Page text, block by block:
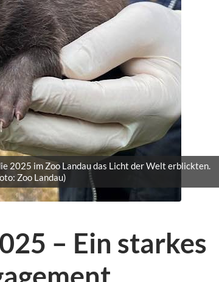
2025 im Zoo Landau das Licht der Welt erblickten.
Zoo Landau)
– Ein starkes